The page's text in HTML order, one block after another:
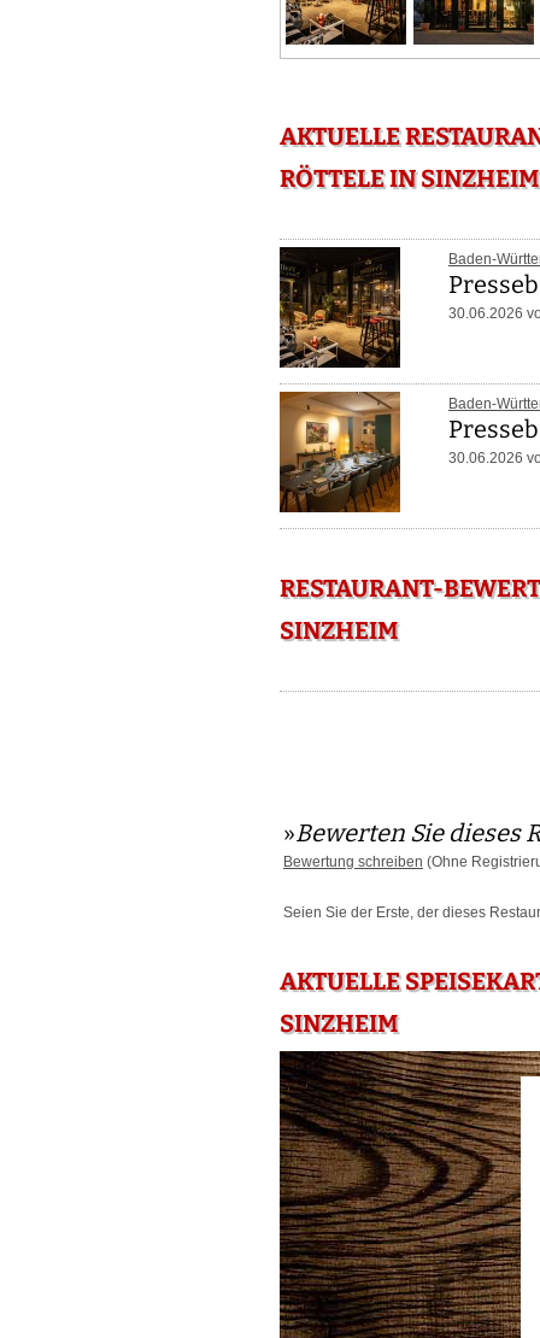
AKTUELLE
RÖTTELE IN SINZHEIM
Baden-
30.06.2026
Baden-
30.06.2026
RESTAURANT-
SINZHEIM
»Bewerten Sie dieses
Bewertung schreiben (Ohne
Seien Sie der Erste, der dieses
AKTUELLE
SINZHEIM